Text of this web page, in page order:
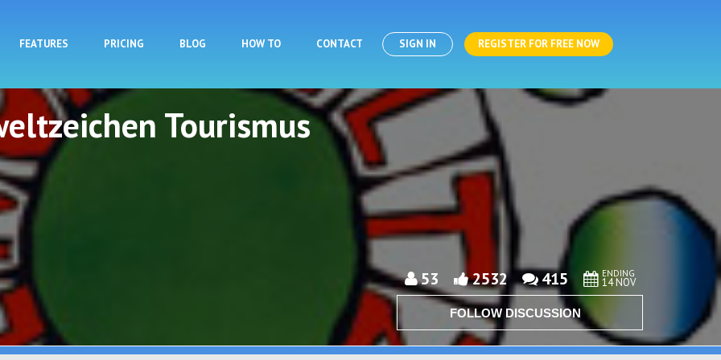
FEATURES PRICING BLOG HOW TO CONTACT SIGN IN REGISTER FOR FREE NOW
Tourismus
53 2532 415 ENDING
14 NOV
FOLLOW DISCUSSION